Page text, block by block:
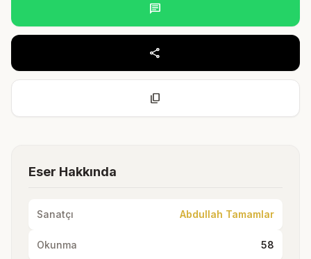
chat
share
content_copy
Eser Hakkında
Sanatçı Abdullah Tamamlar
Okunma 58